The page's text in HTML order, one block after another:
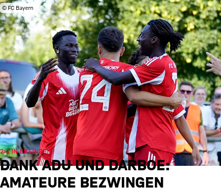
© FC Bayern
2:1 IN ERSINGEN
DANK ADU UND DARBOE:
AMATEURE BEZWINGEN